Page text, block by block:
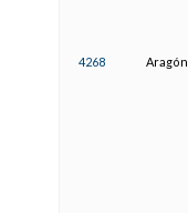
4268 Aragón